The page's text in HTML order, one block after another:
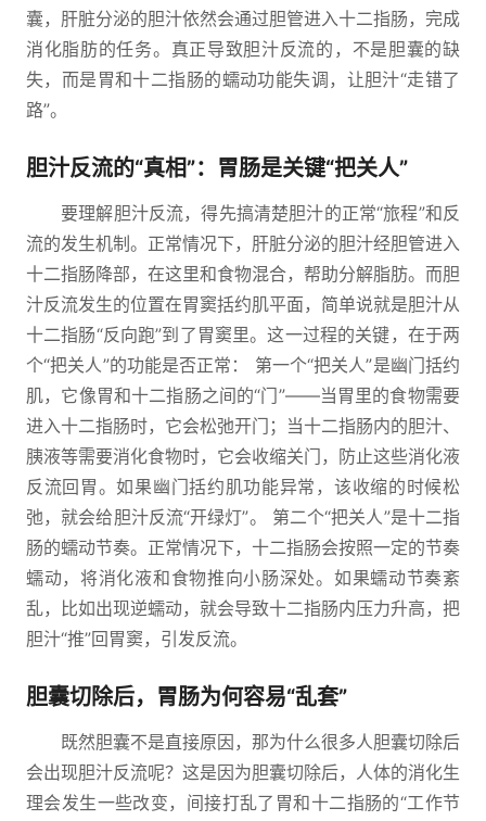
囊，肝脏分泌的胆汁依然会通过胆管进入十二指肠，完成
消化脂肪的任务。真正导致胆汁反流的，不是胆囊的缺
失，而是胃和十二指肠的蠕动功能失调，让胆汁“走错了
路”。
胆汁反流的“真相”：胃肠是关键“把关人”
要理解胆汁反流，得先搞清楚胆汁的正常“旅程”和反
流的发生机制。正常情况下，肝脏分泌的胆汁经胆管进入
十二指肠降部，在这里和食物混合，帮助分解脂肪。而胆
汁反流发生的位置在胃窦括约肌平面，简单说就是胆汁从
十二指肠“反向跑”到了胃窦里。这一过程的关键，在于两
个“把关人”的功能是否正常： 第一个“把关人”是幽门括约
肌，它像胃和十二指肠之间的“门”——当胃里的食物需要
进入十二指肠时，它会松弛开门；当十二指肠内的胆汁、
胰液等需要消化食物时，它会收缩关门，防止这些消化液
反流回胃。如果幽门括约肌功能异常，该收缩的时候松
弛，就会给胆汁反流“开绿灯”。 第二个“把关人”是十二指
肠的蠕动节奏。正常情况下，十二指肠会按照一定的节奏
蠕动，将消化液和食物推向小肠深处。如果蠕动节奏紊
乱，比如出现逆蠕动，就会导致十二指肠内压力升高，把
胆汁“推”回胃窦，引发反流。
胆囊切除后，胃肠为何容易“乱套”
既然胆囊不是直接原因，那为什么很多人胆囊切除后
会出现胆汁反流呢？这是因为胆囊切除后，人体的消化生
理会发生一些改变，间接打乱了胃和十二指肠的“工作节